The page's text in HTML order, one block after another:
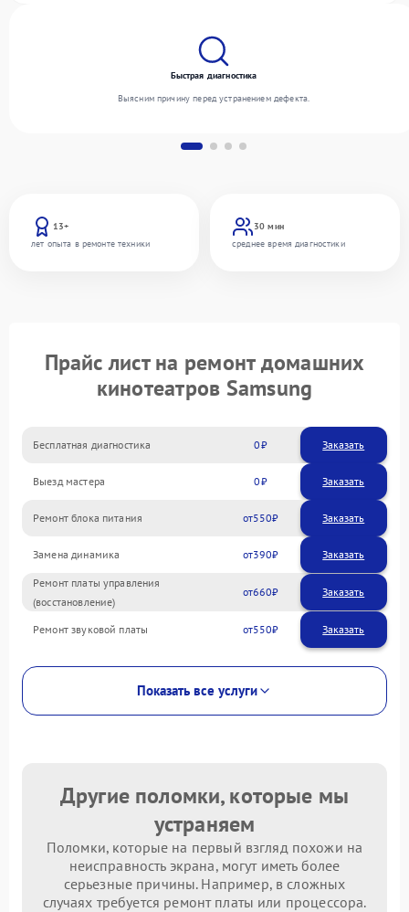
13+
лет опыта в ремонте техники
30 мин
среднее время диагностики
Быстрая диагностика
Выясним причину перед устранением дефекта.
Прайс лист на ремонт домашних
кинотеатров Samsung
Бесплатная диагностика 0 Заказать
Выезд мастера 0 Заказать
Ремонт блока питания 550
Замена динамика 390
Ремонт платы управления
(восстановление)
660
Ремонт звуковой платы 550
Показать все услуги
Другие поломки, которые мы
устраняем
Поломки, которые на первый взгляд похожи на
неисправность экрана, могут иметь более
серьезные причины. Например, в сложных
случаях требуется ремонт платы или процессора.